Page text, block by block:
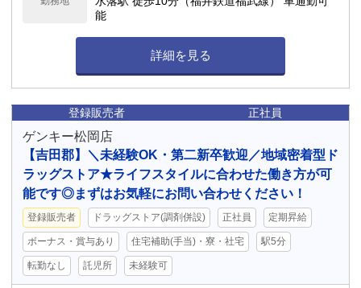
能
詳細を見る
登録販売者 正社員
ゲンキー松岡店
【吉田郡】＼未経験OK・第二新卒歓迎／地域密着型ド
ラッグストア★ライフスタイルに合わせた働き方が可
能です◎まずはお気軽にお問い合わせください！
登録販売者 ドラッグストア(調剤併設) 正社員 定期昇給
ボーナス・賞与あり 住宅補助(手当)・寮・社宅 駅5分
転勤なし 託児所 未経験可